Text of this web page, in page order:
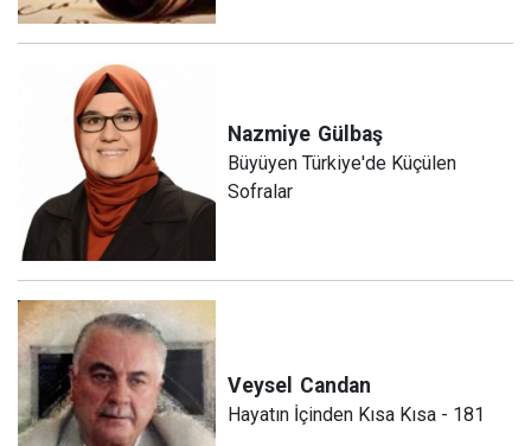
Nazmiye Gülbaş
Büyüyen Türkiye'de Küçülen
Sofralar
Veysel Candan
Hayatın İçinden Kısa Kısa - 181